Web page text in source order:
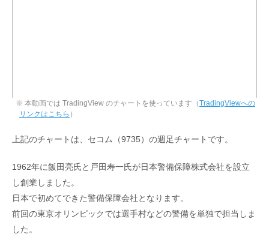
※ 本動画では TradingView のチャートを使っています（TradingViewへの
リンクはこちら ）
上記のチャートは、セコム（9735）の週足チャートです。
1962年に飯田亮氏と戸田寿一氏が日本警備保障株式会社を設立
し創業しました。
日本で初めてできた警備保障会社となります。
前回の東京オリンピックでは選手村などの警備を単独で担当しま
した。